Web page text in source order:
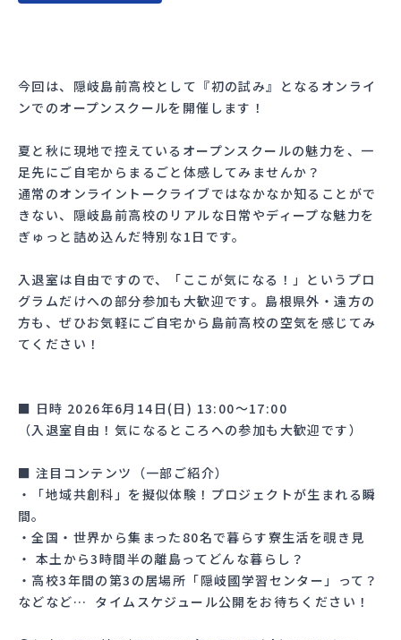
今回は、隠岐島前高校として『初の試み』となるオンライ
ンでのオープンスクールを開催します！
夏と秋に現地で控えているオープンスクールの魅力を、一
足先にご自宅からまるごと体感してみませんか？
通常のオンライントークライブではなかなか知ることがで
きない、隠岐島前高校のリアルな日常やディープな魅力を
ぎゅっと詰め込んだ特別な1日です。
入退室は自由ですので、「ここが気になる！」というプロ
グラムだけへの部分参加も大歓迎です。島根県外・遠方の
方も、ぜひお気軽にご自宅から島前高校の空気を感じてみ
てください！
■ 日時 2026年6月14日(日) 13:00〜17:00
（入退室自由！気になるところへの参加も大歓迎です）
■ 注目コンテンツ（一部ご紹介）
・「地域共創科」を擬似体験！プロジェクトが生まれる瞬
間。
・全国・世界から集まった80名で暮らす寮生活を覗き見
・ 本土から3時間半の離島ってどんな暮らし？
・高校3年間の第3の居場所「隠岐國学習センター」って？
などなど… タイムスケジュール公開をお待ちください！